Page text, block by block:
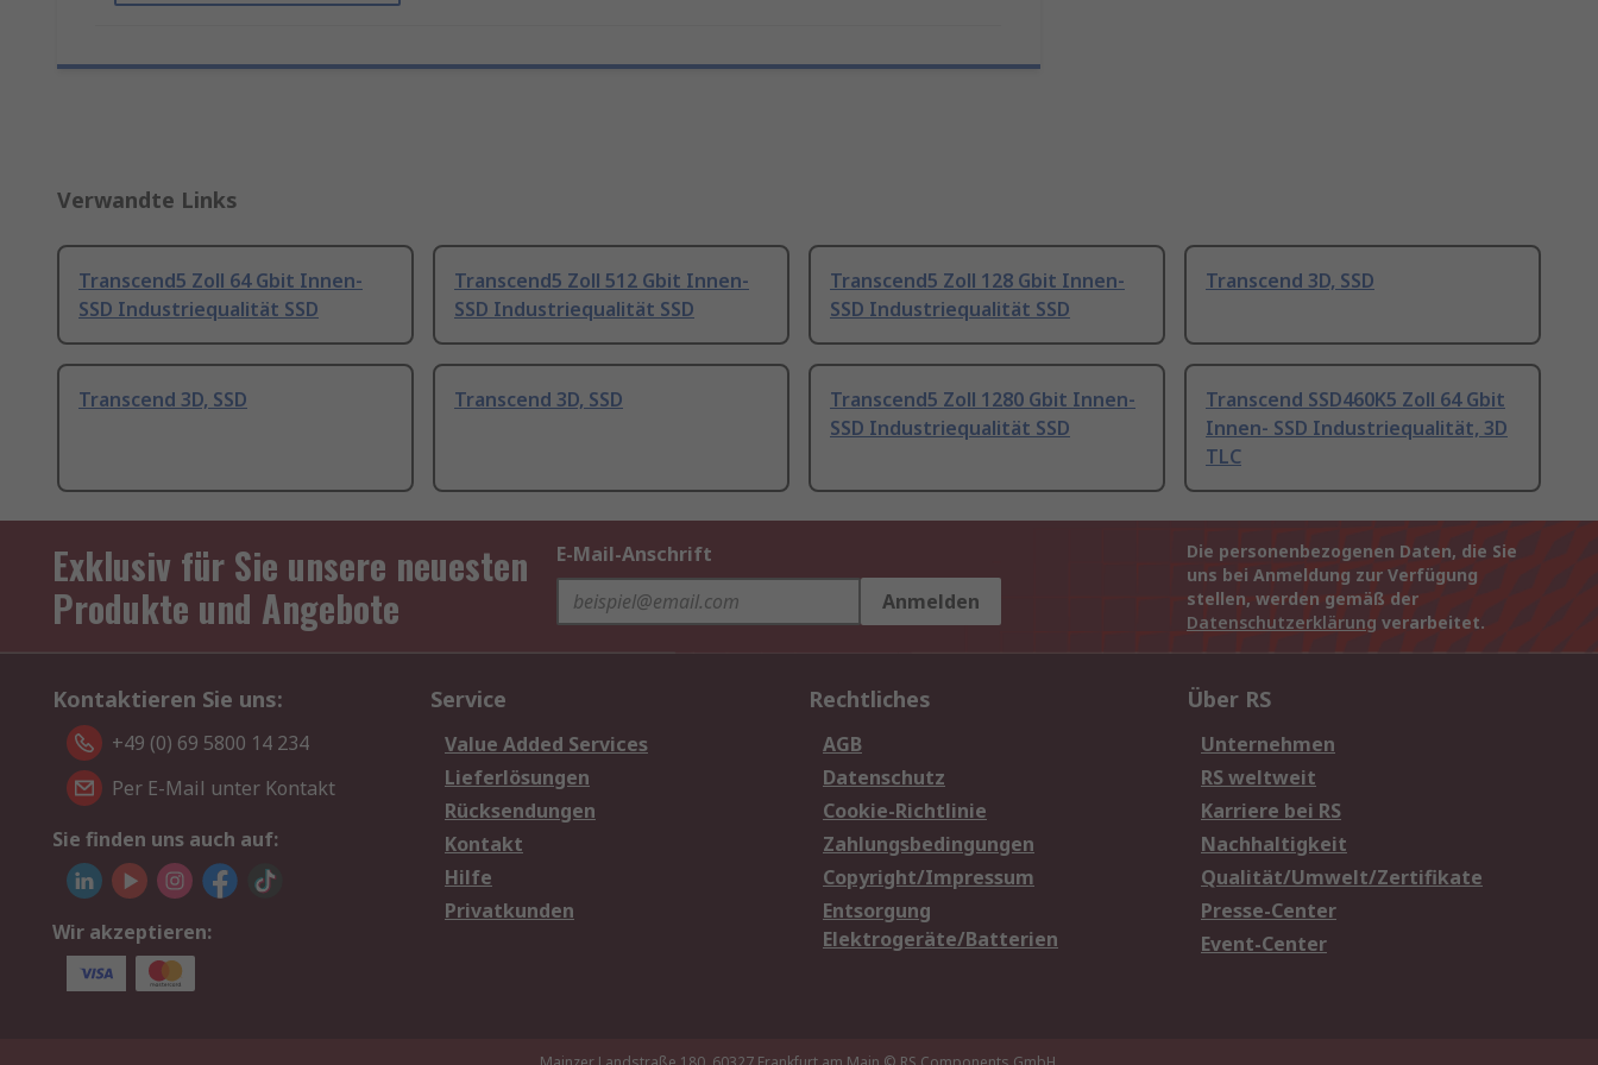
Verwandte Links
Transcend5 Zoll 64 Gbit Innen-
SSD Industriequalität SSD
Transcend5 Zoll 512 Gbit Innen-
SSD Industriequalität SSD
Transcend5 Zoll 128 Gbit Innen-
SSD Industriequalität SSD
Transcend 3D, SSD
Transcend 3D, SSD Transcend 3D, SSD
Transcend5 Zoll 1280 Gbit Innen-
SSD Industriequalität SSD
Transcend SSD460K5 Zoll 64 Gbit
Innen- SSD Industriequalität, 3D
TLC
Exklusiv für Sie unsere neuesten
Produkte und Angebote
E-Mail-Anschrift
Anmelden
Die personenbezogenen Daten, die Sie
uns bei Anmeldung zur Verfügung
stellen, werden gemäß der
Datenschutzerklärung verarbeitet.
Kontaktieren Sie uns:
+49 (0) 69 5800 14 234
Per E-Mail unter Kontakt
Sie finden uns auch auf:
Wir akzeptieren:
Service
Value Added Services
Lieferlösungen
Rücksendungen
Kontakt
Hilfe
Privatkunden
Rechtliches
AGB
Datenschutz
Cookie-Richtlinie
Zahlungsbedingungen
Copyright/Impressum
Entsorgung
Elektrogeräte/Batterien
Über RS
Unternehmen
RS weltweit
Karriere bei RS
Nachhaltigkeit
Qualität/Umwelt/Zertifikate
Presse-Center
Event-Center